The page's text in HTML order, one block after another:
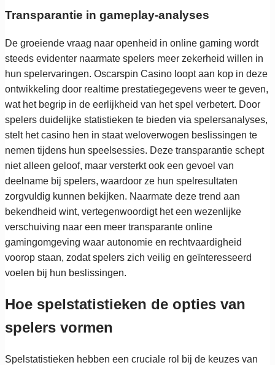
Transparantie in gameplay-analyses
De groeiende vraag naar openheid in online gaming wordt
steeds evidenter naarmate spelers meer zekerheid willen in
hun spelervaringen. Oscarspin Casino loopt aan kop in deze
ontwikkeling door realtime prestatiegegevens weer te geven,
wat het begrip in de eerlijkheid van het spel verbetert. Door
spelers duidelijke statistieken te bieden via spelersanalyses,
stelt het casino hen in staat weloverwogen beslissingen te
nemen tijdens hun speelsessies. Deze transparantie schept
niet alleen geloof, maar versterkt ook een gevoel van
deelname bij spelers, waardoor ze hun spelresultaten
zorgvuldig kunnen bekijken. Naarmate deze trend aan
bekendheid wint, vertegenwoordigt het een wezenlijke
verschuiving naar een meer transparante online
gamingomgeving waar autonomie en rechtvaardigheid
voorop staan, zodat spelers zich veilig en geïnteresseerd
voelen bij hun beslissingen.
Hoe spelstatistieken de opties van
spelers vormen
Spelstatistieken hebben een cruciale rol bij de keuzes van